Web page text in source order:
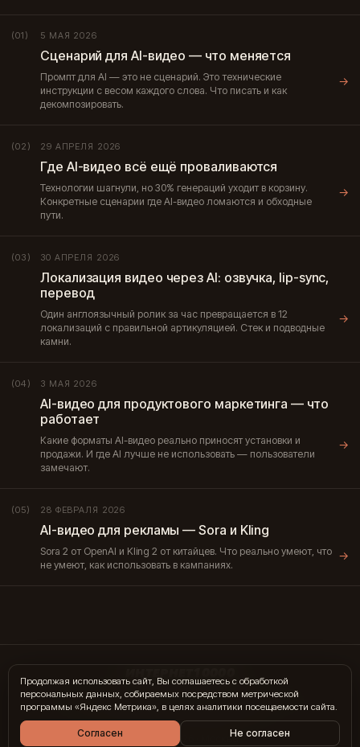
(01) 5 МАЯ 2026
Сценарий для AI-видео — что меняется
Промпт для AI — это не сценарий. Это технические
инструкции с весом каждого слова. Что писать и как
декомпозировать.
→
(02) 29 АПРЕЛЯ 2026
Где AI-видео всё ещё проваливаются
Технологии шагнули, но 30% генераций уходит в корзину.
Конкретные сценарии где AI-видео ломаются и обходные
пути.
→
(03) 30 АПРЕЛЯ 2026
Локализация видео через AI: озвучка, lip-sync,
перевод
Один англоязычный ролик за час превращается в 12
локализаций с правильной артикуляцией. Стек и подводные
камни.
→
(04) 3 МАЯ 2026
AI-видео для продуктового маркетинга — что
работает
Какие форматы AI-видео реально приносят установки и
продажи. И где AI лучше не использовать — пользователи
замечают.
→
(05) 28 ФЕВРАЛЯ 2026
AI-видео для рекламы — Sora и Kling
Sora 2 от OpenAI и Kling 2 от китайцев. Что реально умеют, что
не умеют, как использовать в кампаниях.
→
hi@internet10k.com·+7 995 300-18-02·Telegram·MAX
Услуги·Гиды·Журнал·Отзывы · Контакты
© 2014 — 2026 · Москва
Продолжая использовать сайт, Вы соглашаетесь с обработкой
персональных данных, собираемых посредством метрической
программы «Яндекс Метрика», в целях аналитики посещаемости сайта.
Согласен Не согласен